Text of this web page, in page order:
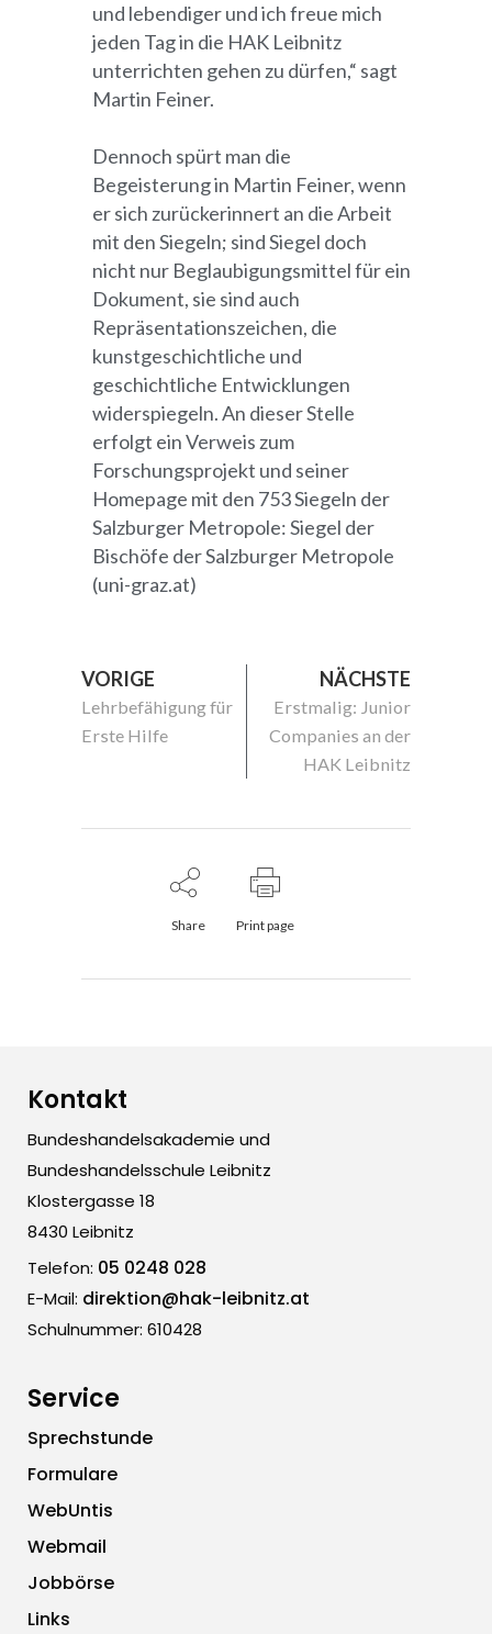
und lebendiger und ich freue mich
jeden Tag in die HAK Leibnitz
unterrichten gehen zu dürfen,“ sagt
Martin Feiner.
Dennoch spürt man die
Begeisterung in Martin Feiner, wenn
er sich zurückerinnert an die Arbeit
mit den Siegeln; sind Siegel doch
nicht nur Beglaubigungsmittel für ein
Dokument, sie sind auch
Repräsentationszeichen, die
kunstgeschichtliche und
geschichtliche Entwicklungen
widerspiegeln. An dieser Stelle
erfolgt ein Verweis zum
Forschungsprojekt und seiner
Homepage mit den 753 Siegeln der
Salzburger Metropole: Siegel der
Bischöfe der Salzburger Metropole
(uni-graz.at)
VORIGE
Lehrbefähigung für
Erste Hilfe
NÄCHSTE
Erstmalig: Junior
Companies an der
HAK Leibnitz
Share Print page
Kontakt
Bundeshandelsakademie und
Bundeshandelsschule Leibnitz
Klostergasse 18
8430 Leibnitz
Telefon: 05 0248 028
E-Mail: direktion@hak-leibnitz.at
Schulnummer: 610428
Service
Sprechstunde
Formulare
WebUntis
Webmail
Jobbörse
Links